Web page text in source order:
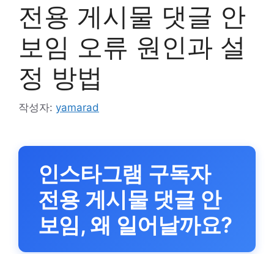
전용 게시물 댓글 안
보임 오류 원인과 설
정 방법
작성자: yamarad
인스타그램 구독자
전용 게시물 댓글 안
보임, 왜 일어날까요?